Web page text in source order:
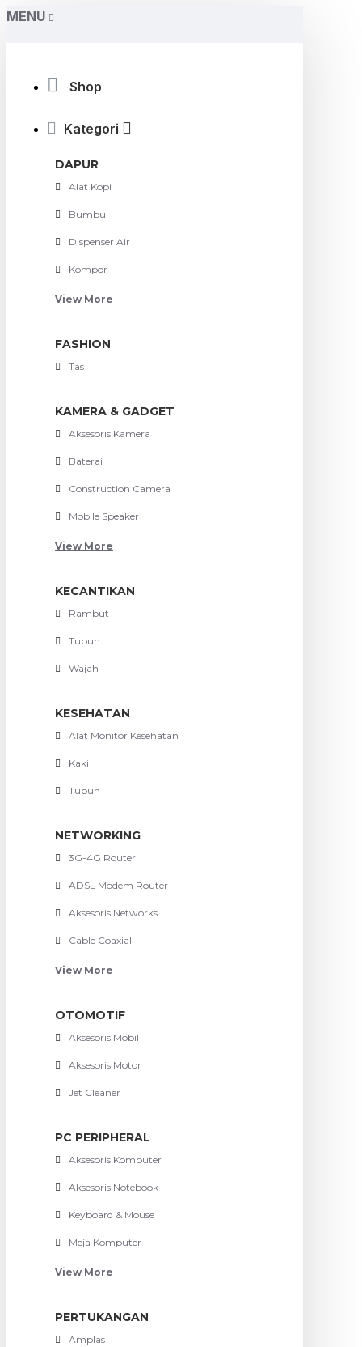
MENU
Shop
Kategori
DAPUR
Alat Kopi
Bumbu
Dispenser Air
Kompor
View More
FASHION
Tas
KAMERA & GADGET
Aksesoris Kamera
Baterai
Construction Camera
Mobile Speaker
View More
KECANTIKAN
Rambut
Tubuh
Wajah
KESEHATAN
Alat Monitor Kesehatan
Kaki
Tubuh
NETWORKING
3G-4G Router
ADSL Modem Router
Aksesoris Networks
Cable Coaxial
View More
OTOMOTIF
Aksesoris Mobil
Aksesoris Motor
Jet Cleaner
PC PERIPHERAL
Aksesoris Komputer
Aksesoris Notebook
Keyboard & Mouse
Meja Komputer
View More
PERTUKANGAN
Amplas